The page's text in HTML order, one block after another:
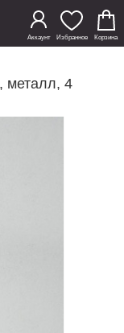
Аккаунт Избранное Корзина
металл, 4